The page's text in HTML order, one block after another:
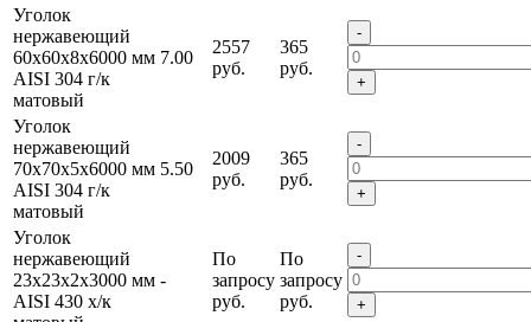
Уголок
нержавеющий
60х60х8х6000 мм
AISI 304 г/к
матовый
7.00
2557
руб.
365
руб.
-
+
Уголок
нержавеющий
70х70х5х6000 мм
AISI 304 г/к
матовый
5.50
2009
руб.
365
руб.
-
+
Уголок
нержавеющий
23х23х2х3000 мм
AISI 430 х/к
-
По
запросу
руб.
По
запросу
руб.
-
+